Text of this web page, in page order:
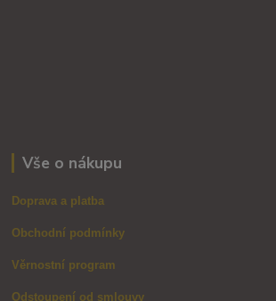
Vše o nákupu
Doprava a platba
Obchodní podmínky
Věrnostní program
Odstoupení od smlouvy